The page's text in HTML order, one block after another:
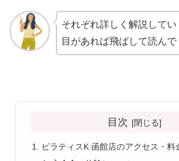
それぞれ詳しく解説して
目があれば飛ばして読ん
目次
ピラティスK 函館店のアクセス・料